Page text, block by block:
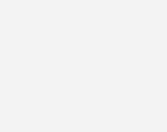
Wärmepumpen erhöht?
profitiert